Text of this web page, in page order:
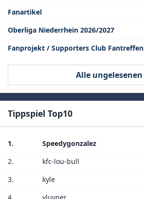
Fanartikel
Oberliga Niederrhein 2026/2027
Fanprojekt / Supporters Club Fantreffen
Alle ungelesenen
Tippspiel Top10
1. Speedygonzalez
2.
kfc-lou-bull
3.
kyle